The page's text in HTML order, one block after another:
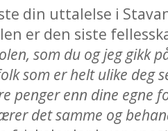
din uttalelse i
er den siste
som du og jeg gikk
som er helt ulike deg
penger enn dine egne
det samme og